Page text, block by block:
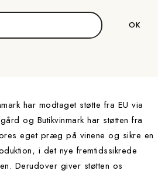
har modtaget støtte fra EU via
og Butikvinmark har støtten fra
eget præg på vinene og sikre en
i det nye fremtidssikrede
Derudover giver støtten os